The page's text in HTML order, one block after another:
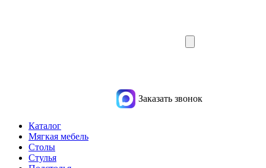
Заказать звонок
Каталог
Мягкая мебель
Столы
Стулья